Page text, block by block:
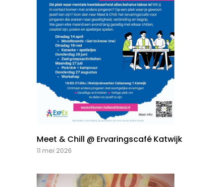
Meet & Chill @ Ervaringscafé Katwijk
11 mei 2026